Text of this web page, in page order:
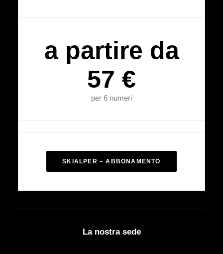
a partire da
57 €
per 6 numeri
SKIALPER – ABBONAMENTO
La nostra sede